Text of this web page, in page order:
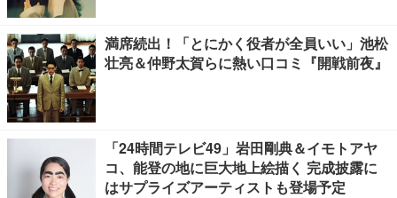
満席続出！「とにかく役者が全員いい」池松
壮亮＆仲野太賀らに熱い口コミ『開戦前夜』
「24時間テレビ49」岩田剛典＆イモトアヤ
コ、能登の地に巨大地上絵描く 完成披露に
はサプライズアーティストも登場予定